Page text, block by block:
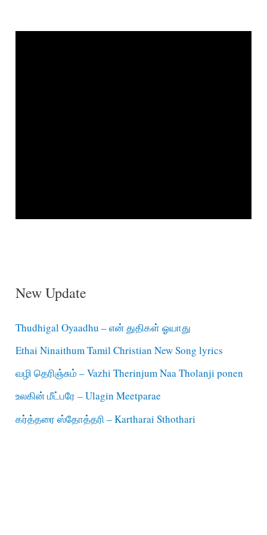
New Update
Thudhigal Oyaadhu – என் துதிகள் ஓயாது
Ethai Ninaithum Tamil Christian New Song lyrics
வழி தெரிஞ்சும் – Vazhi Therinjum Naa Tholanji ponen
உலகின் மீட்பரே – Ulagin Meetparae
கர்த்தரை ஸ்தோத்தரி – Kartharai Sthothari